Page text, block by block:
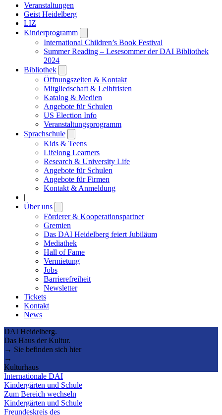
Veranstaltungen
Geist Heidelberg
LIZ
Kinderprogramm
submenu
International Children’s Book Festival
Summer Reading – Lesesommer der DAI Bibliothek
2024
Bibliothek
submenu
Öffnungszeiten & Kontakt
Mitgliedschaft & Leihfristen
Katalog & Medien
Angebote für Schulen
US Election Info
Veranstaltungsprogramm
Sprachschule
submenu
Kids & Teens
Lifelong Learners
Research & University Life
Angebote für Schulen
Angebote für Firmen
Kontakt & Anmeldung
|
Über uns
submenu
Förderer & Kooperationspartner
Gremien
Das DAI Heidelberg feiert Jubiläum
Mediathek
Hall of Fame
Vermietung
Jobs
Barrierefreiheit
Newsletter
Tickets
Kontakt
News
DAI Heidelberg.
Das Haus der Kultur.
→ Sie befinden sich hier
→
Kulturhaus
Internationale DAI
Kindergärten und Schule
Zum Bereich wechseln
Kindergärten und Schule
Freundeskreis des